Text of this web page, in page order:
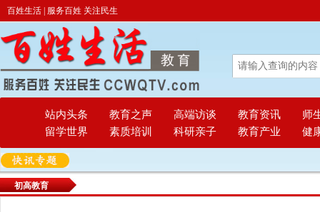
百姓生活 | 服务百姓 关注民生
站内头条 教育之声 高端访谈 教育资讯
师
留学世界
素质培训 科研亲子 教育产业 健
初高教育